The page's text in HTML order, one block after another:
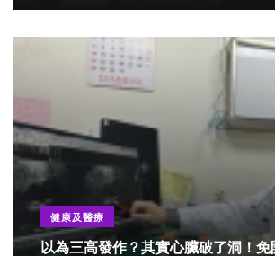
健康及醫療
以為三高發作？其實心臟破了洞！免